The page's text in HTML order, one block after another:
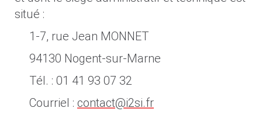
situé :
1-7, rue Jean MONNET
94130 Nogent-sur-Marne
Tél. : 01 41 93 07 32
Courriel : contact@i2si.fr